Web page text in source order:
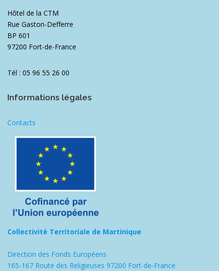
Hôtel de la CTM
Rue Gaston-Defferre
BP 601
97200 Fort-de-France
Tél : 05 96 55 26 00
Informations légales
Contacts
Collectivité Territoriale de Martinique
Direction des Fonds Européens
165-167 Route des Religieuses 97200 Fort-de-France